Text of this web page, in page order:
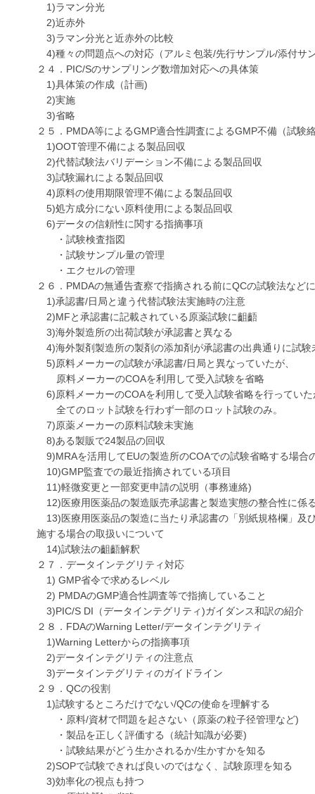
1)ラマン分光
2)近赤外
3)ラマン分光と近赤外の比較
4)種々の問題点への対応（アルミ包装/先行サンプル/添付サ
２４．PIC/Sのサンプリング数増加対応への具体策
1)具体策の作成（計画)
2)実施
3)省略
２５．PMDA等によるGMP適合性調査によるGMP不備（試験
1)OOT管理不備による製品回収
2)代替試験法バリデーション不備による製品回収
3)試験漏れによる製品回収
4)原料の使用期限管理不備による製品回収
5)処方成分にない原料使用による製品回収
6)データの信頼性に関する指摘事項
・試験検査指図
・試験サンプル量の管理
・エクセルの管理
２６．PMDAの無通告査察で指摘される前にQCの試験法など
1)承認書/日局と違う代替試験法実施時の注意
2)MFと承認書に記載されている原薬試験に齟齬
3)海外製造所の出荷試験が承認書と異なる
4)海外製剤製造所の製剤の添加剤が承認書の出典通りに試験
5)原料メーカーの試験が承認書/日局と異なっていたが、
原料メーカーのCOAを利用して受入試験を省略
6)原料メーカーのCOAを利用して受入試験省略を行ってい
全てのロット試験を行わず一部のロット試験のみ。
7)原薬メーカーの原料試験未実施
8)ある製販で24製品の回収
9)MRAを活用してEUの製造所のCOAでの試験省略する場合
10)GMP監査での最近指摘されている項目
11)軽微変更と一部変更申請の説明（事務連絡)
12)医療用医薬品の製造販売承認書と製造実態の整合性に
13)医療用医薬品の製造に当たり承認書の「別紙規格欄」及
施する場合の取扱いについて
14)試験法の齟齬解釈
２７．データインテグリティ対応
1) GMP省令で求めるレベル
2) PMDAのGMP適合性調査等で指摘していること
3)PIC/S DI（データインテグリティ)ガイダンス和訳の紹介
２８．FDAのWarning Letter/データインテグリティ
1)Warning Letterからの指摘事項
2)データインテグリティの注意点
3)データインテグリティのガイドライン
２９．QCの役割
1)試験するところだけでない/QCの使命を理解する
・原料/資材で問題を起さない（原薬の粒子径管理など)
・製品を正しく評価する（統計知識が必要)
・試験結果がどう生かされるか/生かすかを知る
2)SOPで試験できれば良いのではなく、試験原理を知る
3)効率化の視点も持つ